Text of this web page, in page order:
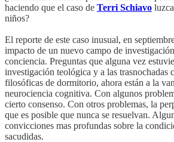
haciendo que el caso de Terri Schiavo
niños?
El reporte de este caso inusual, en
impacto de un nuevo campo de
conciencia. Preguntas que alguna vez
investigación teológica y a las trasnochadas
filosóficas de dormitorio, ahora están a la
neurociencia cognitiva. Con algunos
cierto consenso. Con otros problemas, la
que es posible que nunca se resuelvan.
convicciones mas profundas sobre la
sacudidas.